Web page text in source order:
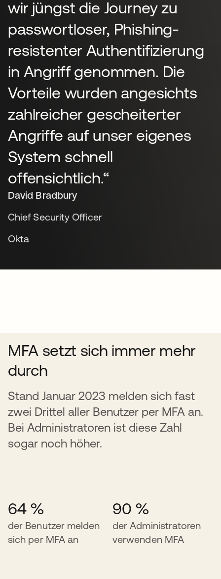
wir jüngst die Journey zu
passwortloser, Phishing-
resistenter Authentifizierung
in Angriff genommen. Die
Vorteile wurden angesichts
zahlreicher gescheiterter
Angriffe auf unser eigenes
System schnell
offensichtlich.“
David Bradbury
Chief Security Officer
Okta
MFA setzt sich immer mehr
durch
Stand Januar 2023 melden sich fast
zwei Drittel aller Benutzer per MFA an.
Bei Administratoren ist diese Zahl
sogar noch höher.
64 %
der Benutzer melden
sich per MFA an
90 %
der Administratoren
verwenden MFA